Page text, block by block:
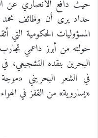
حيث دافع الأنصاري عن
حداد يرى أن وظائف محمد
المسؤوليات الحكومية
حولته من أبرز داعمي تجارب
البحرين بنقده التشجيعي،
في الشعر البحريني
«يساروية» من القفز في